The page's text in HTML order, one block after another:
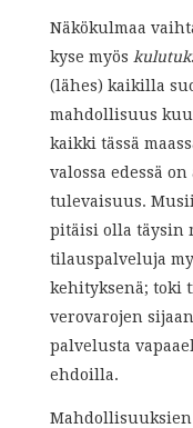
Näkökulmaa
kyse myös
(lähes) kaikilla
mahdollisuus
kaikki tässä
valossa edessä
tulevaisuus.
pitäisi olla täysin
tilauspalveluja
kehityksenä; toki
verovarojen
palvelusta
ehdoilla.